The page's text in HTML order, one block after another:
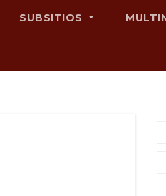
SUBSITIOS